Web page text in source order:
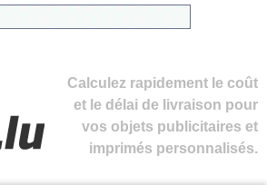
Calculez rapidement le coût
et le délai de livraison pour
vos objets publicitaires et
imprimés personnalisés.